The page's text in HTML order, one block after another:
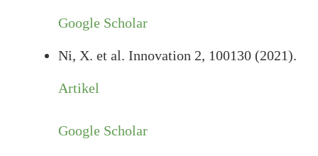
Google Scholar
Ni, X. et al. Innovation 2, 100130 (2021).
Artikel
Google Scholar